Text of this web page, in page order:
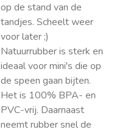
op de stand van de
tandjes. Scheelt weer
voor later ;)
Natuurrubber is sterk en
ideaal voor mini's die op
de speen gaan bijten.
Het is 100% BPA- en
PVC-vrij. Daarnaast
neemt rubber snel de